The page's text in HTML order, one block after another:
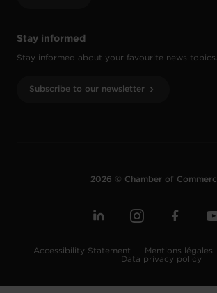
Stay informed
Stay informed about your favourite news topics.
Subscribe to our newsletter
2026 © Chamber of
Accessibility Statement Mentions légales
Data privacy policy